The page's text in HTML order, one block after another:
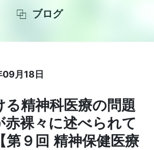
ブログ
月18日
る精神科医療の問題
赤裸々に述べられて
第９回 精神保健医療